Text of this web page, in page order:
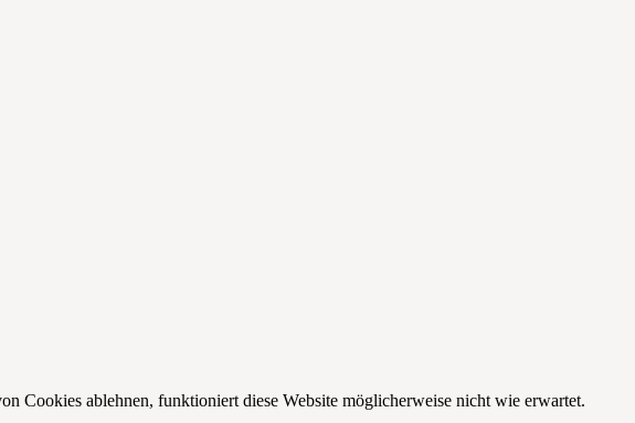
Cookies ablehnen, funktioniert diese Website möglicherweise nicht wie erwartet.